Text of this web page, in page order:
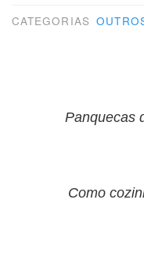
CATEGORIAS
Panquecas
Como